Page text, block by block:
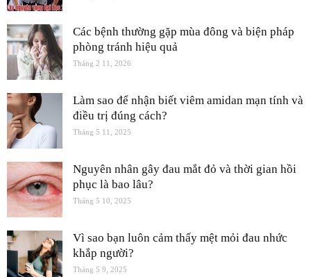
Các bệnh thường gặp mùa đông và biện pháp
phòng tránh hiệu quả
Tháng 2 11, 2026
Làm sao để nhận biết viêm amidan mạn tính và
điều trị đúng cách?
Tháng 5 11, 2025
Nguyên nhân gây đau mắt đỏ và thời gian hồi
phục là bao lâu?
Tháng 5 10, 2025
Vì sao bạn luôn cảm thấy mệt mỏi đau nhức
khắp người?
Tháng 5 9, 2025